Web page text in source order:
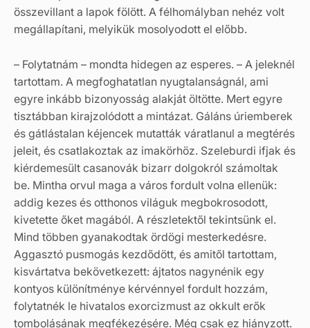
összevillant a lapok fölött. A félhomályban nehéz volt
megállapítani, melyikük mosolyodott el előbb.
– Folytatnám – mondta hidegen az esperes. – A jeleknél
tartottam. A megfoghatatlan nyugtalanságnál, ami
egyre inkább bizonyosság alakját öltötte. Mert egyre
tisztábban kirajzolódott a mintázat. Gáláns úriemberek
és gátlástalan kéjencek mutatták váratlanul a megtérés
jeleit, és csatlakoztak az imakörhöz. Szeleburdi ifjak és
kiérdemesült casanovák bizarr dolgokról számoltak
be. Mintha orvul maga a város fordult volna ellenük:
addig kezes és otthonos világuk megbokrosodott,
kivetette őket magából. A részletektől tekintsünk el.
Mind többen gyanakodtak ördögi mesterkedésre.
Aggasztó pusmogás kezdődött, és amitől tartottam,
kisvártatva bekövetkezett: ájtatos nagynénik egy
kontyos különítménye kérvénnyel fordult hozzám,
folytatnék le hivatalos exorcizmust az okkult erők
tombolásának megfékezésére. Még csak ez hiányzott.